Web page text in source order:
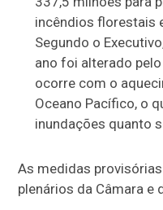
incêndios florestais
Segundo o
ano foi alterado
ocorre com o
Oceano Pacífico, o
inundações quanto
As medidas
plenários da Câmara e